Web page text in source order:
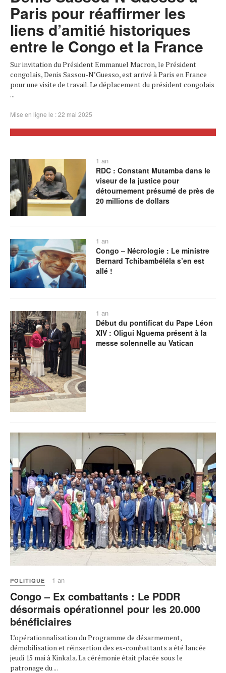
Paris pour réaffirmer les
liens d’amitié historiques
entre le Congo et la France
Sur invitation du Président Emmanuel Macron, le Président
congolais, Denis Sassou-N’Guesso, est arrivé à Paris en France
pour une visite de travail. Le déplacement du président congolais
...
Mise en ligne le : 22 mai 2025
1 an
RDC : Constant Mutamba dans le
viseur de la justice pour
détournement présumé de près de
20 millions de dollars
1 an
Congo – Nécrologie : Le ministre
Bernard Tchibambéléla s’en est
allé !
1 an
Début du pontificat du Pape Léon
XIV : Oligui Nguema présent à la
messe solennelle au Vatican
POLITIQUE 1 an
Congo – Ex combattants : Le PDDR
désormais opérationnel pour les 20.000
bénéficiaires
L’opérationnalisation du Programme de désarmement,
démobilisation et réinsertion des ex-combattants a été lancée
jeudi 15 mai à Kinkala. La cérémonie était placée sous le
patronage du ...